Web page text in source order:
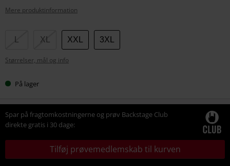
Mere produktinformation
Vælg
størrelse
XL XXL 3XL
Størrelser, mål og info
På lager
Spar på fragtomkostningerne og prøv Backstage Club
direkte gratis i 30 dage:
Tilføj prøvemedlemskab til kurven